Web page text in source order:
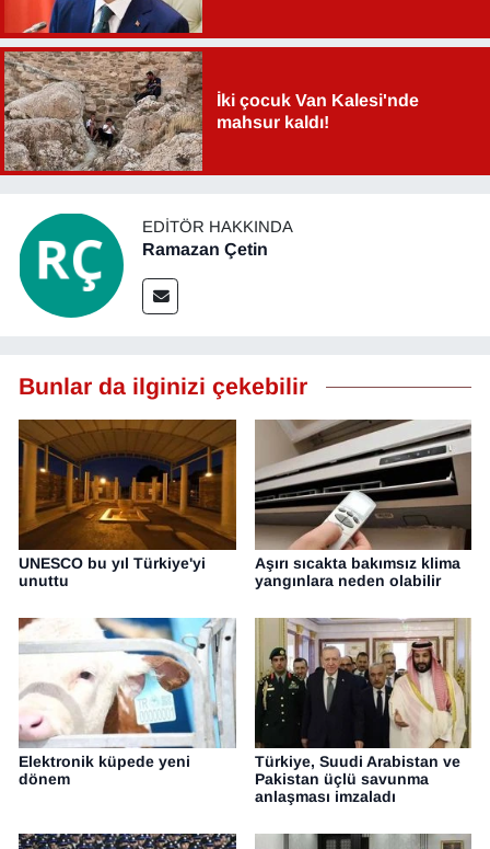
İki çocuk Van Kalesi'nde
mahsur kaldı!
EDITÖR HAKKINDA
Ramazan Çetin
Bunlar da ilginizi çekebilir
UNESCO bu yıl Türkiye'yi
unuttu
Aşırı sıcakta bakımsız klima
yangınlara neden olabilir
Elektronik küpede yeni
dönem
Türkiye, Suudi Arabistan ve
Pakistan üçlü savunma
anlaşması imzaladı